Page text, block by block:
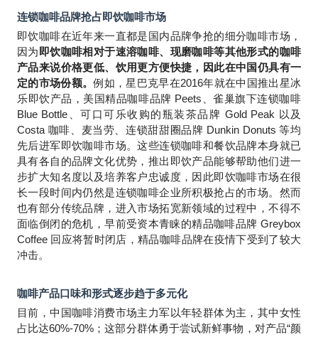
连锁咖啡品牌抢占即饮咖啡市场
即饮咖啡在近年来一直都是国内品牌争抢的细分咖啡市场，
因为 即饮咖啡相对于速溶咖啡、现磨咖啡等其他形式的咖啡
产品来说价格更低、饮用更方便快捷，因此在中国仍具有一
定的市场份额。例如，星巴克早在2016年就在中国推出星冰
乐即饮产品，美国精品咖啡品牌 Peets、雀巢旗下连锁咖啡
Blue Bottle、可口可乐收购的瓶装茶品牌 Gold Peak 以及
Costa 咖啡、麦当劳、连锁甜甜圈品牌 Dunkin Donuts 等均
先后进军即饮咖啡市场。这些连锁咖啡和餐饮品牌本身就已
具有各自的品牌文化优势，推出即饮产品能够帮助他们进一
步扩大知名度以及培养客户忠诚度，因此即饮咖啡市场在很
长一段时间内仍然是连锁咖啡企业所积极抢占的市场。然而
也有部分传统品牌，进入市场拓宽新领域的过程中，不得不
面临倒闭的危机，早前受资本青睐的精品咖啡品牌 Greybox
Coffee 回应将暂时闭店，精品咖啡品牌在疫情下受到了较大
冲击。
咖啡产品口味和形式逐步趋于多元化
目前，中国咖啡消费市场主力军以年轻群体为主，其中女性
占比达60%-70%；这部分群体勇于尝试新鲜事物，对产品“颜